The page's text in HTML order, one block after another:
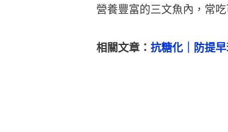
營養豐富的三文魚內，常
相關文章： 抗糖化｜防提